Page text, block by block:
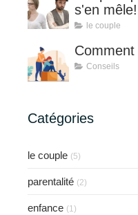
s'en mêle!
le couple
Conseils
Catégories
le couple (5)
parentalité (2)
enfance (1)